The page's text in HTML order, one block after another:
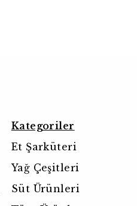
Kategoriler
Et Şarküteri
Yağ Çeşitleri
Süt Ürünleri